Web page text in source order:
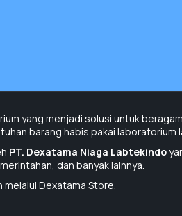
Penawaran
yang menjadi solusi untuk
barang habis pakai laboratorium
PT. Dexatama Niaga Labtekindo
dan banyak lainnya.
melalui Dexatama Store.